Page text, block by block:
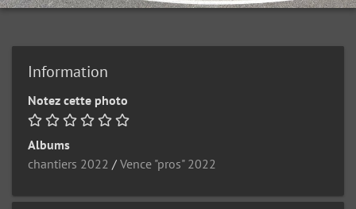
Information
Notez cette photo
Albums
chantiers 2022 / Vence "pros" 2022